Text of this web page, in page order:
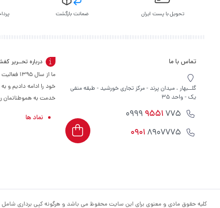
تحویل با پست ایران ضمانت بازگشت
تماس با ما
گلــبهار ، میدان پرند - مرکز تجاری خورشید - طبقه منفی
یک - واحد 35
9551775 0999
09018907775
درباره تحــریر
ما از
خود را ادامه دادیم و
خدمت به هموطنانمان
نماد ها
کلیه حقوق مادی و معنوی برای این سایت محفوظ می باشد و هرگونه کپی برداری شامل